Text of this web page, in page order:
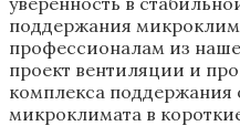
поддержания
профессионалам из
проект вентиляции и
комплекса поддержания
микроклимата в